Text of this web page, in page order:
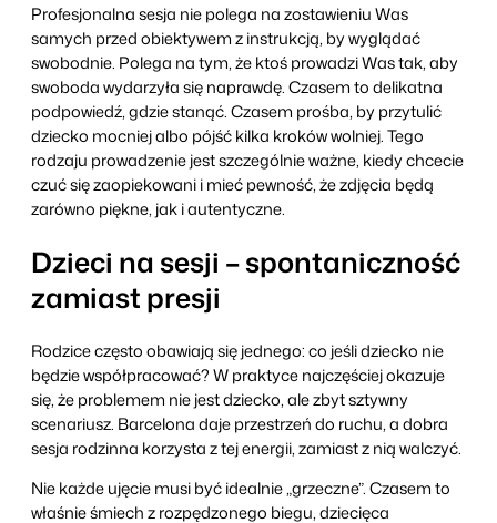
Profesjonalna sesja nie polega na zostawieniu Was
samych przed obiektywem z instrukcją, by wyglądać
swobodnie. Polega na tym, że ktoś prowadzi Was tak, aby
swoboda wydarzyła się naprawdę. Czasem to delikatna
podpowiedź, gdzie stanąć. Czasem prośba, by przytulić
dziecko mocniej albo pójść kilka kroków wolniej. Tego
rodzaju prowadzenie jest szczególnie ważne, kiedy chcecie
czuć się zaopiekowani i mieć pewność, że zdjęcia będą
zarówno piękne, jak i autentyczne.
Dzieci na sesji – spontaniczność
zamiast presji
Rodzice często obawiają się jednego: co jeśli dziecko nie
będzie współpracować? W praktyce najczęściej okazuje
się, że problemem nie jest dziecko, ale zbyt sztywny
scenariusz. Barcelona daje przestrzeń do ruchu, a dobra
sesja rodzinna korzysta z tej energii, zamiast z nią walczyć.
Nie każde ujęcie musi być idealnie „grzeczne”. Czasem to
właśnie śmiech z rozpędzonego biegu, dziecięca